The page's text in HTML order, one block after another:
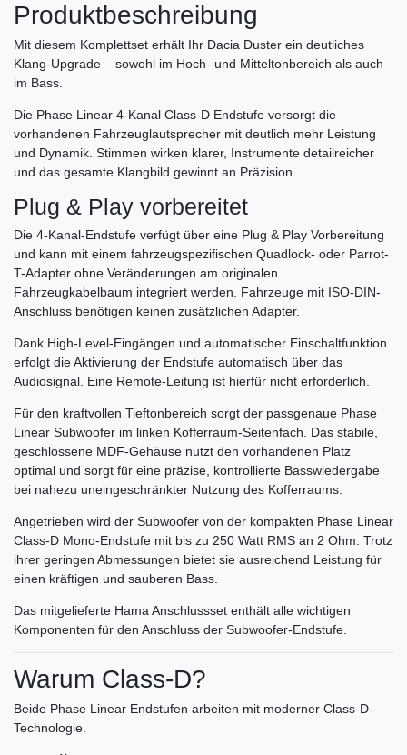
Produktbeschreibung
Mit diesem Komplettset erhält Ihr Dacia Duster ein deutliches
Klang-Upgrade – sowohl im Hoch- und Mitteltonbereich als auch
im Bass.
Die Phase Linear 4-Kanal Class-D Endstufe versorgt die
vorhandenen Fahrzeuglautsprecher mit deutlich mehr Leistung
und Dynamik. Stimmen wirken klarer, Instrumente detailreicher
und das gesamte Klangbild gewinnt an Präzision.
Plug & Play vorbereitet
Die 4-Kanal-Endstufe verfügt über eine Plug & Play Vorbereitung
und kann mit einem fahrzeugspezifischen Quadlock- oder Parrot-
T-Adapter ohne Veränderungen am originalen
Fahrzeugkabelbaum integriert werden. Fahrzeuge mit ISO-DIN-
Anschluss benötigen keinen zusätzlichen Adapter.
Dank High-Level-Eingängen und automatischer Einschaltfunktion
erfolgt die Aktivierung der Endstufe automatisch über das
Audiosignal. Eine Remote-Leitung ist hierfür nicht erforderlich.
Für den kraftvollen Tieftonbereich sorgt der passgenaue Phase
Linear Subwoofer im linken Kofferraum-Seitenfach. Das stabile,
geschlossene MDF-Gehäuse nutzt den vorhandenen Platz
optimal und sorgt für eine präzise, kontrollierte Basswiedergabe
bei nahezu uneingeschränkter Nutzung des Kofferraums.
Angetrieben wird der Subwoofer von der kompakten Phase Linear
Class-D Mono-Endstufe mit bis zu 250 Watt RMS an 2 Ohm. Trotz
ihrer geringen Abmessungen bietet sie ausreichend Leistung für
einen kräftigen und sauberen Bass.
Das mitgelieferte Hama Anschlussset enthält alle wichtigen
Komponenten für den Anschluss der Subwoofer-Endstufe.
Warum Class-D?
Beide Phase Linear Endstufen arbeiten mit moderner Class-D-
Technologie.